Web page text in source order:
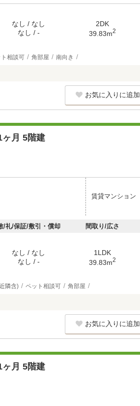
なし / なし
なし / -
2DK
39.83m2
相談可 角部屋 南向き
お気に入りに追加
月 5階建
賃貸マンション
/礼/保証/敷引・償却 間取り/広さ
なし / なし
なし / -
1LDK
39.83m2
隣含) ペット相談可 角部屋
お気に入りに追加
月 5階建